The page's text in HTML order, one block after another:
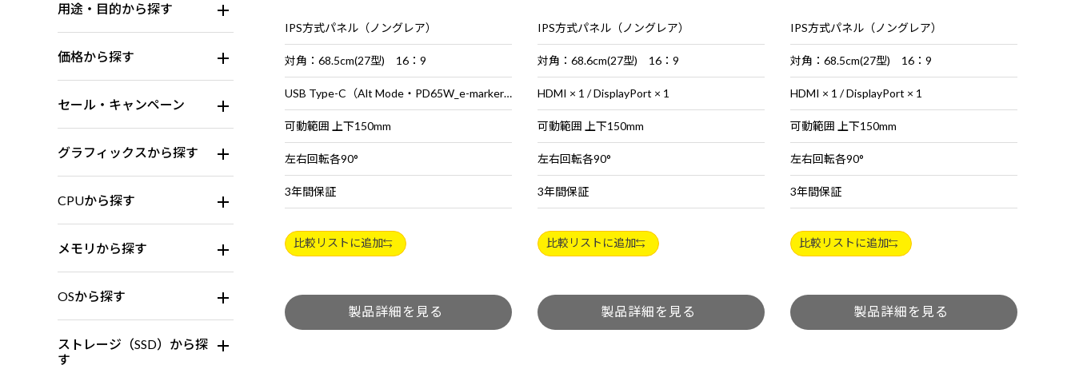
用途・目的から探す
価格から探す
セール・キャンペーン
グラフィックスから探す
CPUから探す
メモリから探す
OSから探す
ストレージ（SSD）から探
す
IPS方式パネル（ノングレア）
対角：68.5cm(27型) 16：9
USB Type-C（Alt Mode・PD65W_e-marker対応） × 1 ／ HDMI × 1 ／ DisplayPort × 1
可動範囲 上下150mm
左右回転各90°
3年間保証
比較リストに追加
IPS方式パネル（ノングレア）
対角：68.6cm(27型) 16：9
HDMI × 1 / DisplayPort × 1
可動範囲 上下150mm
左右回転各90°
3年間保証
比較リストに追加
IPS方式パネル（ノングレア）
対角：68.5cm(27型) 16：9
HDMI × 1 / DisplayPort × 1
可動範囲 上下150mm
左右回転各90°
3年間保証
比較リストに追加